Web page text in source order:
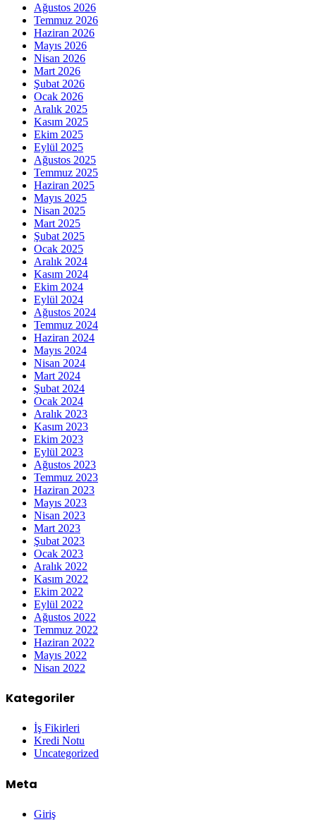
Ağustos 2026
Temmuz 2026
Haziran 2026
Mayıs 2026
Nisan 2026
Mart 2026
Şubat 2026
Ocak 2026
Aralık 2025
Kasım 2025
Ekim 2025
Eylül 2025
Ağustos 2025
Temmuz 2025
Haziran 2025
Mayıs 2025
Nisan 2025
Mart 2025
Şubat 2025
Ocak 2025
Aralık 2024
Kasım 2024
Ekim 2024
Eylül 2024
Ağustos 2024
Temmuz 2024
Haziran 2024
Mayıs 2024
Nisan 2024
Mart 2024
Şubat 2024
Ocak 2024
Aralık 2023
Kasım 2023
Ekim 2023
Eylül 2023
Ağustos 2023
Temmuz 2023
Haziran 2023
Mayıs 2023
Nisan 2023
Mart 2023
Şubat 2023
Ocak 2023
Aralık 2022
Kasım 2022
Ekim 2022
Eylül 2022
Ağustos 2022
Temmuz 2022
Haziran 2022
Mayıs 2022
Nisan 2022
Kategoriler
İş Fikirleri
Kredi Notu
Uncategorized
Meta
Giriş